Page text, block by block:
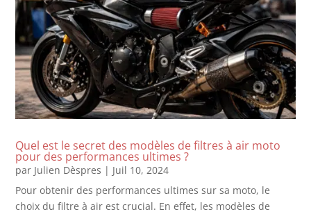
Quel est le secret des modèles de filtres à air moto
pour des performances ultimes ?
par Julien Dèspres | Juil 10, 2024
Pour obtenir des performances ultimes sur sa moto, le
choix du filtre à air est crucial. En effet, les modèles de